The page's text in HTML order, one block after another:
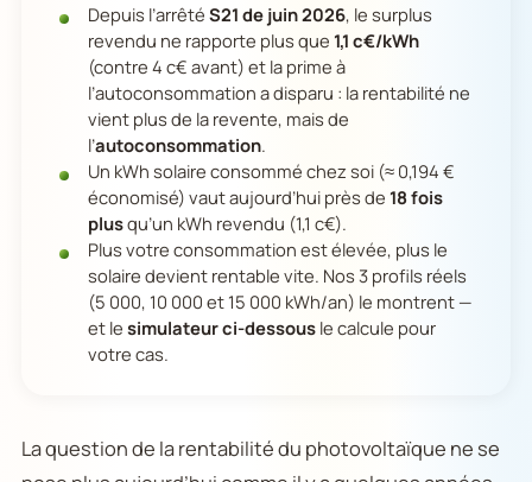
Depuis l’arrêté S21 de juin 2026, le surplus
revendu ne rapporte plus que 1,1 c€/kWh
(contre 4 c€ avant) et la prime à
l’autoconsommation a disparu : la rentabilité ne
vient plus de la revente, mais de
l’autoconsommation.
Un kWh solaire consommé chez soi (≈ 0,194 €
économisé) vaut aujourd’hui près de 18 fois
plusqu’un kWh revendu (1,1 c€).
Plus votre consommation est élevée, plus le
solaire devient rentable vite. Nos 3 profils réels
(5 000, 10 000 et 15 000 kWh/an) le montrent —
et le simulateur ci-dessous le calcule pour
votre cas.
La question de la rentabilité du photovoltaïque ne se